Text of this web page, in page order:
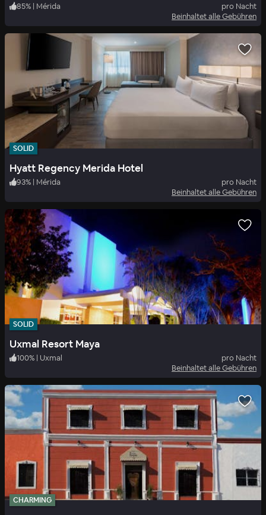
85% | Mérida
pro Nacht
Beinhaltet alle Gebühren
SOLID
Hyatt Regency Merida Hotel
93% | Mérida
pro Nacht
Beinhaltet alle Gebühren
SOLID
Uxmal Resort Maya
100% | Uxmal
pro Nacht
Beinhaltet alle Gebühren
CHARMING